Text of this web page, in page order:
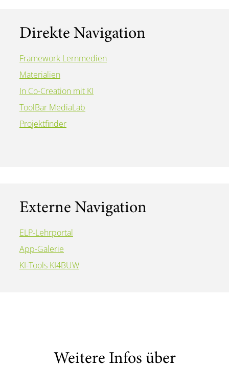
Direkte Navigation
Framework Lernmedien
Materialien
In Co-Creation mit KI
ToolBar MediaLab
Projektfinder
Externe Navigation
ELP-Lehrportal
App-Galerie
KI-Tools KI4BUW
Weitere Infos über